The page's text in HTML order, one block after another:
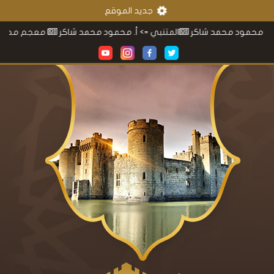
جديد الموقع
معجم محمود محمد المتنبي=> أ. محمود محمد شاكر شاكر